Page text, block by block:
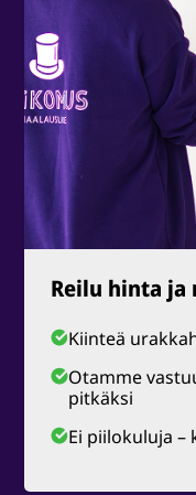
Reilu hinta
Kiinteä
Otamme
pitkäksi
Ei piilokuluja –